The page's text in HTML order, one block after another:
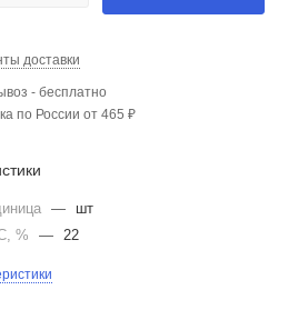
доставки
- бесплатно
по России от 465 ₽
—
шт
%
— 22